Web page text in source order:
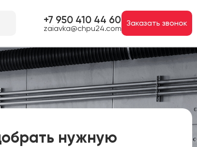
+7 950 410 44 60
zaiavka@chpu24.com
Заказать звонок
нужную